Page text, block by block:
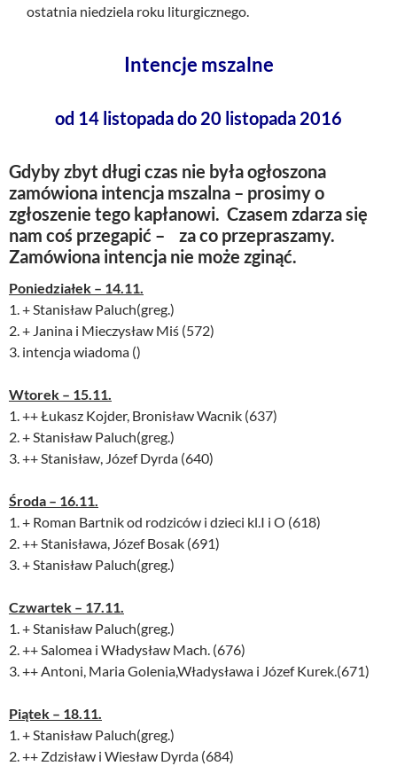
ostatnia niedziela roku liturgicznego.
Intencje mszalne
od 14 listopada do 20 listopada 2016
Gdyby zbyt długi czas nie była ogłoszona
zamówiona intencja mszalna – prosimy o
zgłoszenie tego kapłanowi. Czasem zdarza się
nam coś przegapić – za co przepraszamy.
Zamówiona intencja nie może zginąć.
Poniedziałek – 14.11.
1. + Stanisław Paluch(greg.)
2. + Janina i Mieczysław Miś (572)
3. intencja wiadoma ()
Wtorek – 15.11.
1. ++ Łukasz Kojder, Bronisław Wacnik (637)
2. + Stanisław Paluch(greg.)
3. ++ Stanisław, Józef Dyrda (640)
Środa – 16.11.
1. + Roman Bartnik od rodziców i dzieci kl.I i O (618)
2. ++ Stanisława, Józef Bosak (691)
3. + Stanisław Paluch(greg.)
Czwartek – 17.11.
1. + Stanisław Paluch(greg.)
2. ++ Salomea i Władysław Mach. (676)
3. ++ Antoni, Maria Golenia,Władysława i Józef Kurek.(671)
Piątek – 18.11.
1. + Stanisław Paluch(greg.)
2. ++ Zdzisław i Wiesław Dyrda (684)